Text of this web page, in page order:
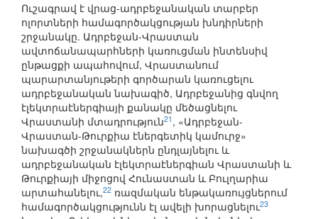
Ուշագրավ է վրաց-ադրբեջանական տարբեր
ոլորտների համագործակցության խնդիրների
շրջանակը. Ադրբեջան-Վրաստան
ավտոճանապարհների կառուցման ինտենսիվ
ընթացքի ապահովում, Վրաստանում
պարարտանյութերի գործարան կառուցելու
ադրբեջանական նախագիծ, Ադրբեջանից գնվող
էլեկտրաէներգիայի քանակը մեծացնելու
Վրաստանի մտադրություն21 , «Ադրբեջան-
Վրաստան-Թուրքիա էներգետիկ կամուրջ»
նախագծի շրջանակներն ընդլայնելու և
ադրբեջանական էլեկտրաէներգիան Վրաստանի և
Թուրքիայի միջոցով Հունաստան և Բուլղարիա
արտահանելու,22 ռազմական ենթակառույցներում
համագործակցությունն էլ ավելի խորացնելու23